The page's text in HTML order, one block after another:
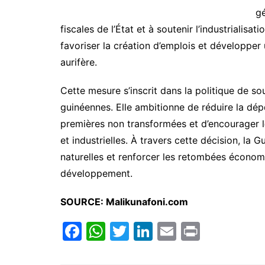
fiscales de l’État et à soutenir
favoriser la création d’emplois et
aurifère.
Cette mesure s’inscrit dans la politique de
guinéennes. Elle ambitionne de réduire la
premières non transformées et
et industrielles. À travers cette décision, la
naturelles et renforcer les retombées
développement.
SOURCE: Malikunafoni.com
F
W T
Li E